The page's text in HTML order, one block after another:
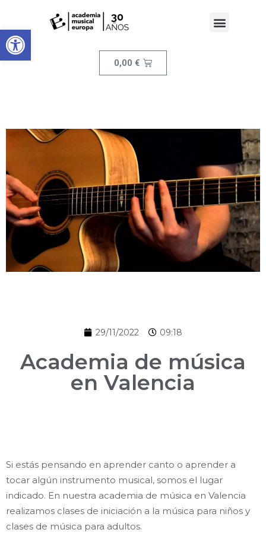
Abrir barra de herramientas
0,00€
29/11/2022 09:18
Academia de música
en Valencia
Si estás pensando en aprender canto o aprender a
tocar algún instrumento musical, somos el lugar
indicado. En nuestra academia de música en Valencia
realizamos clases de iniciación a la música para niños y
clases de música para adultos.